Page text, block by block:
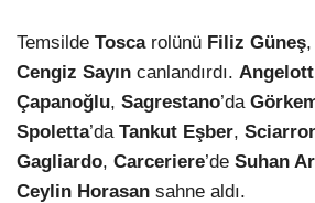
Temsilde Toscarolünü Filiz Güneş,
Cengiz Sayın canlandırdı.
Çapanoğlu, Sagrestano’da
Spoletta’da Tankut Eşber,
Gagliardo, Carceriere’de Suhan
Ceylin Horasan sahne aldı.